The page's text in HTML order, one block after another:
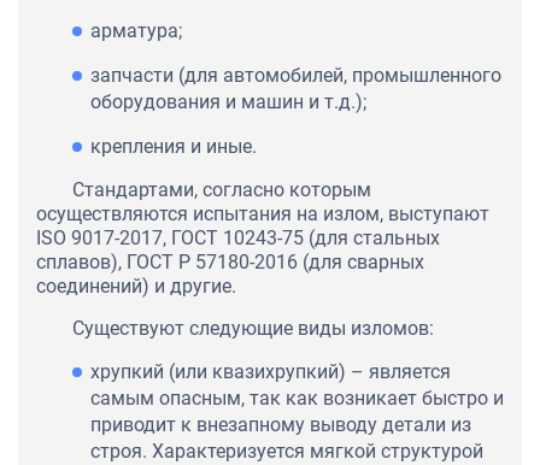
арматура;
запчасти (для автомобилей, промышленного
оборудования и машин и т.д.);
крепления и иные.
Стандартами, согласно которым
осуществляются испытания на излом, выступают
ISO 9017-2017, ГОСТ 10243-75 (для стальных
сплавов), ГОСТ Р 57180-2016 (для сварных
соединений) и другие.
Существуют следующие виды изломов:
хрупкий (или квазихрупкий) – является
самым опасным, так как возникает быстро и
приводит к внезапному выводу детали из
строя. Характеризуется мягкой структурой